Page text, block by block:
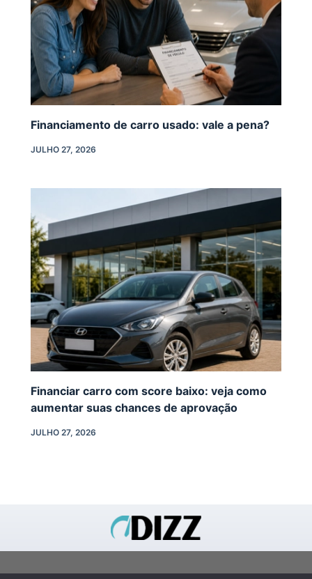
Financiamento de carro usado: vale a pena?
JULHO 27, 2026
Financiar carro com score baixo: veja como
aumentar suas chances de aprovação
JULHO 27, 2026